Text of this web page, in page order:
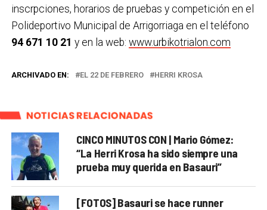
inscrpciones, horarios de pruebas y competición en el
Polideportivo Municipal de Arrigorriaga en el teléfono
94 671 10 21 y en la web: www.urbikotrialon.com
ARCHIVADO EN: EL 22 DE FEBRERO HERRI KROSA
NOTICIAS RELACIONADAS
CINCO MINUTOS CON | Mario Gómez:
“La Herri Krosa ha sido siempre una
prueba muy querida en Basauri”
[FOTOS] Basauri se hace runner